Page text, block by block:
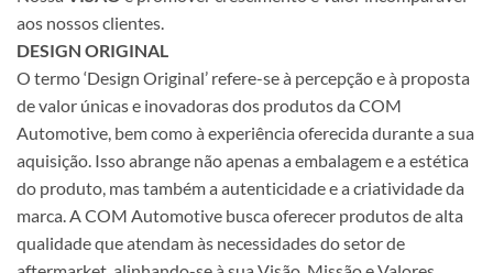
aos nossos clientes.
DESIGN ORIGINAL
O termo ‘Design Original’ refere-se à percepção e à proposta
de valor únicas e inovadoras dos produtos da COM
Automotive, bem como à experiência oferecida durante a sua
aquisição. Isso abrange não apenas a embalagem e a estética
do produto, mas também a autenticidade e a criatividade da
marca. A COM Automotive busca oferecer produtos de alta
qualidade que atendam às necessidades do setor de